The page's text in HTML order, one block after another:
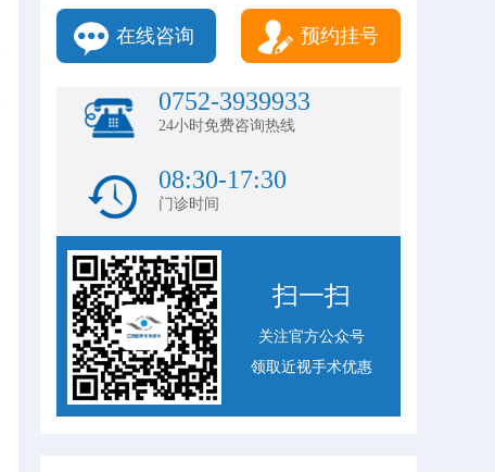
在线咨询 预约挂号
0752-3939933
24小时免费咨询热线
08:30-17:30
门诊时间
扫一扫
关注官方公众号
领取近视手术优惠